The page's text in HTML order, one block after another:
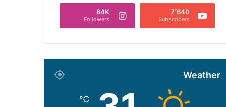
7٬640
Subscribers
84K
Followers
Weather
℃